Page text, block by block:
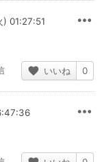
01:27:51
いいね 0